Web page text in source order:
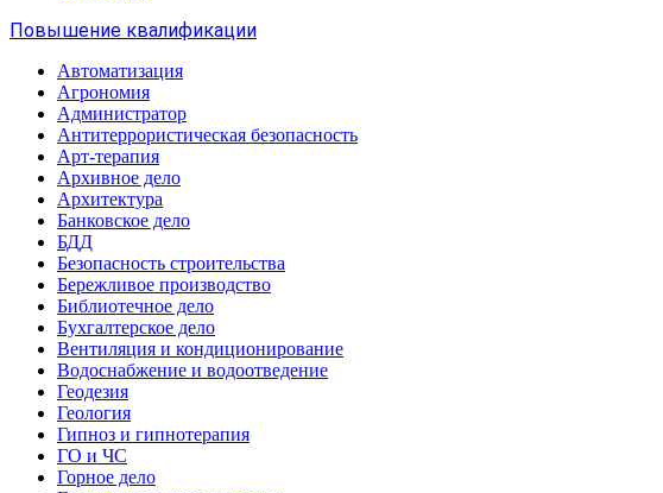
Повышение квалификации
Автоматизация
Агрономия
Администратор
Антитеррористическая безопасность
Арт-терапия
Архивное дело
Архитектура
Банковское дело
БДД
Безопасность строительства
Бережливое производство
Библиотечное дело
Бухгалтерское дело
Вентиляция и кондиционирование
Водоснабжение и водоотведение
Геодезия
Геология
Гипноз и гипнотерапия
ГО и ЧС
Горное дело